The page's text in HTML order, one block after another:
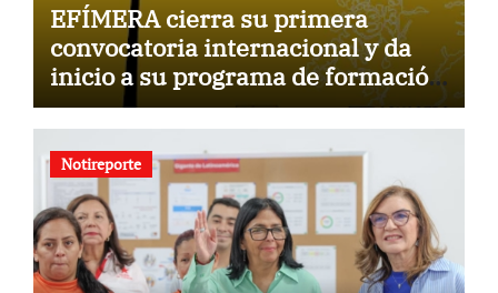
EFÍMERA cierra su primera
convocatoria internacional y da
inicio a su programa de formación
para la comunidad
Notireporte